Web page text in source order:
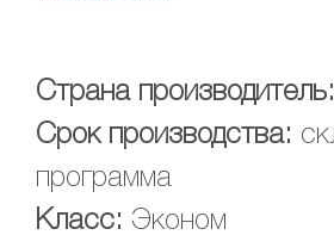
Страна производитель:
Срок производства:
программа
Класс: Эконом